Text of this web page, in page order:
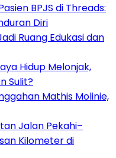
BPJS di Threads:
Diri
Ruang Edukasi dan
Hidup Melonjak,
Sulit?
Mathis Molinie,
Jalan Pekahi–
Kilometer di